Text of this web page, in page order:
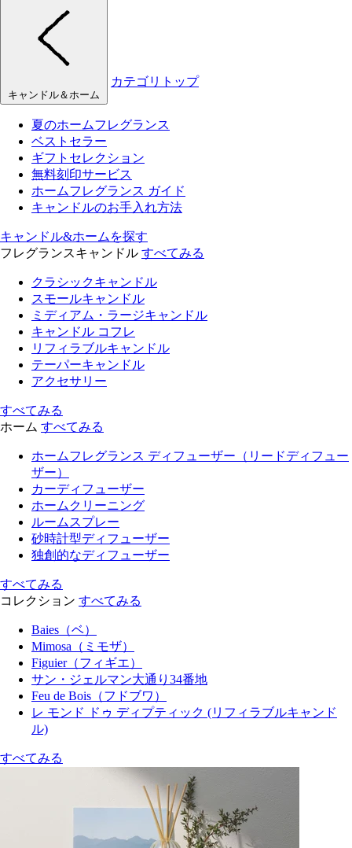
キャンドル＆ホーム
カテゴリトップ
夏のホームフレグランス
ベストセラー
ギフトセレクション
無料刻印サービス
ホームフレグランス ガイド
キャンドルのお手入れ方法
キャンドル&ホームを探す
フレグランスキャンドル すべてみる
クラシックキャンドル
スモールキャンドル
ミディアム・ラージキャンドル
キャンドル コフレ
リフィラブルキャンドル
テーパーキャンドル
アクセサリー
すべてみる
ホーム すべてみる
ホームフレグランス ディフューザー（リードディフュー
ザー）
カーディフューザー
ホームクリーニング
ルームスプレー
砂時計型ディフューザー
独創的なディフューザー
すべてみる
コレクション すべてみる
Baies（ベ）
Mimosa（ミモザ）
Figuier（フィギエ）
サン・ジェルマン大通り34番地
Feu de Bois（フドブワ）
レ モンド ドゥ ディプティック (リフィラブルキャンド
ル)
すべてみる